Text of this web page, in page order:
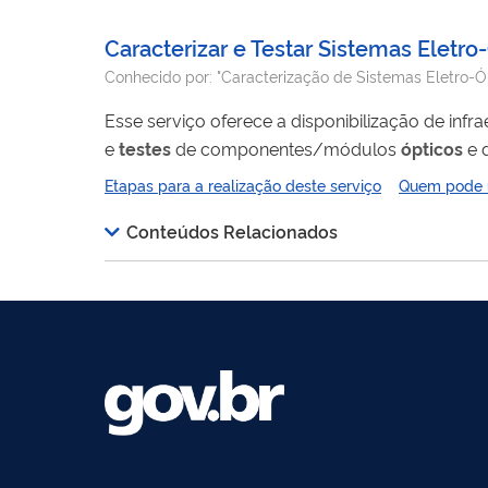
Caracterizar e Testar Sistemas
Conhecido por: "Caracterização de Sistemas Eletro-
Esse serviço oferece a disponibilização de
etestesde componentes/módulos ópticose
temperatura e umidade controladas nas
Etapas para a realização deste serviço Quem pode
Conteúdos Relacionados